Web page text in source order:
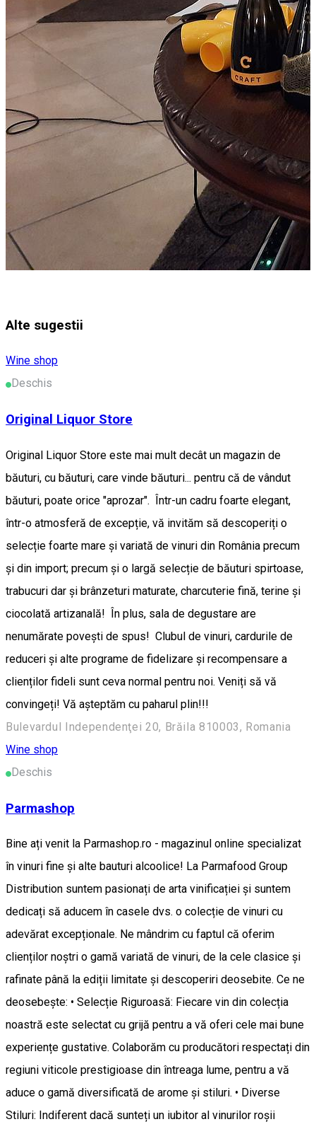
Alte sugestii
Wine shop
Deschis
Original Liquor Store
Original Liquor Store este mai mult decât un magazin de
băuturi, cu băuturi, care vinde băuturi... pentru că de vândut
băuturi, poate orice "aprozar". Într-un cadru foarte elegant,
într-o atmosferă de excepție, vă invităm să descoperiți o
selecție foarte mare și variată de vinuri din România precum
și din import; precum și o largă selecție de băuturi spirtoase,
trabucuri dar și brânzeturi maturate, charcuterie fină, terine și
ciocolată artizanală! În plus, sala de degustare are
nenumărate povești de spus! Clubul de vinuri, cardurile de
reduceri și alte programe de fidelizare și recompensare a
clienților fideli sunt ceva normal pentru noi. Veniți să vă
convingeți! Vă așteptăm cu paharul plin!!!
Bulevardul Independenţei 20, Brăila 810003, Romania
Wine shop
Deschis
Parmashop
Bine ați venit la Parmashop.ro - magazinul online specializat
în vinuri fine și alte bauturi alcoolice! La Parmafood Group
Distribution suntem pasionați de arta vinificației și suntem
dedicați să aducem în casele dvs. o colecție de vinuri cu
adevărat excepționale. Ne mândrim cu faptul că oferim
clienților noștri o gamă variată de vinuri, de la cele clasice și
rafinate până la ediții limitate și descoperiri deosebite. Ce ne
deosebește: • Selecție Riguroasă: Fiecare vin din colecția
noastră este selectat cu grijă pentru a vă oferi cele mai bune
experiențe gustative. Colaborăm cu producători respectați din
regiuni viticole prestigioase din întreaga lume, pentru a vă
aduce o gamă diversificată de arome și stiluri. • Diverse
Stiluri: Indiferent dacă sunteți un iubitor al vinurilor roșii